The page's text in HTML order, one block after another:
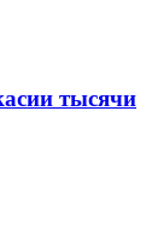
тысячи